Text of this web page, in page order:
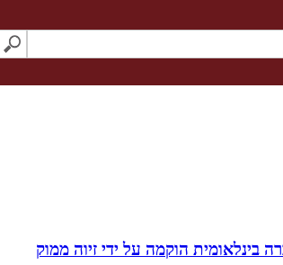
בינלאומית הוקמה על ידי זיוה ממוק